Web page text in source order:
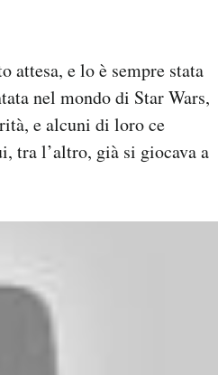
attesa, e lo è sempre stata
nel mondo di Star Wars,
e alcuni di loro ce
tra l’altro, già si giocava a